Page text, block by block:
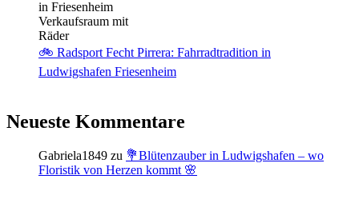
🚲 Radsport Fecht Pirrera: Fahrradtradition in
Ludwigshafen Friesenheim
Neueste Kommentare
Gabriela1849 zu 💐Blütenzauber in Ludwigshafen – wo
Floristik von Herzen kommt 🌸